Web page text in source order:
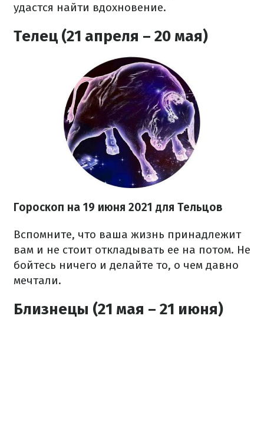
удастся найти вдохновение.
Телец (21 апреля – 20 мая)
Гороскоп на 19 июня 2021 для Тельцов
Вспомните, что ваша жизнь принадлежит
вам и не стоит откладывать ее на потом. Не
бойтесь ничего и делайте то, о чем давно
мечтали.
Близнецы (21 мая – 21 июня)